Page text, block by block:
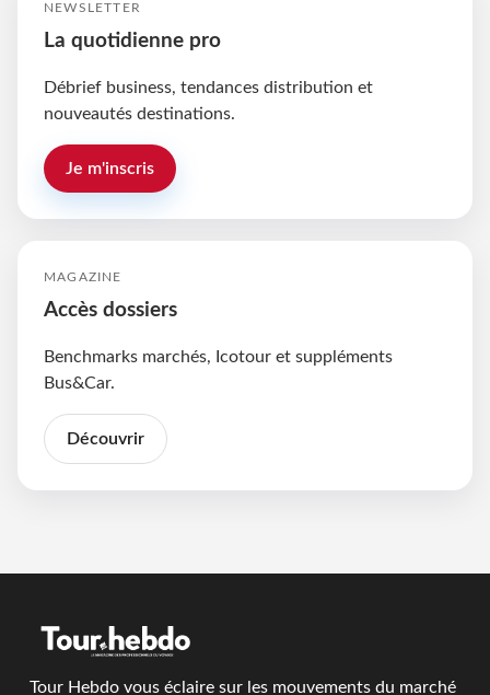
NEWSLETTER
La quotidienne pro
Débrief business, tendances distribution et
nouveautés destinations.
Je m'inscris
MAGAZINE
Accès dossiers
Benchmarks marchés, Icotour et suppléments
Bus&Car.
Découvrir
Tour Hebdo vous éclaire sur les mouvements du marché